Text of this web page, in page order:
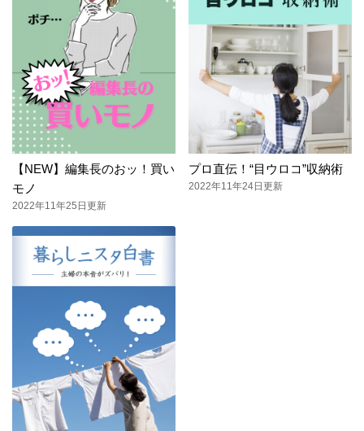
【NEW】編集長のおッ！買い
モノ
2022年11年25日更新
プロ直伝！“目ウロコ”収納術
2022年11年24日更新